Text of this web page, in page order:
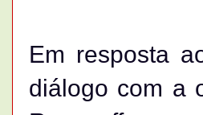
Em resposta
diálogo com a